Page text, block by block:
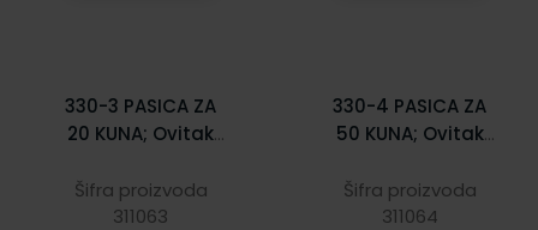
330-3 PASICA ZA
20 KUNA; Ovitak
Unutrašnje mjere
76 x 46 mm
Šifra proizvoda
311063
330-4 PASICA ZA
50 KUNA; Ovitak
Unutrašnje mjere
78 x 46 mm
Šifra proizvoda
311064